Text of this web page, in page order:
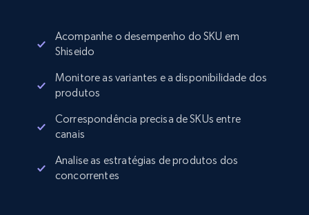
Acompanhe o desempenho do SKU em
Shiseido
Monitore as variantes e a disponibilidade dos
produtos
Correspondência precisa de SKUs entre
canais
Analise as estratégias de produtos dos
concorrentes